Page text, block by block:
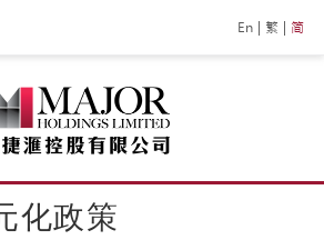
En 繁 简
化政策